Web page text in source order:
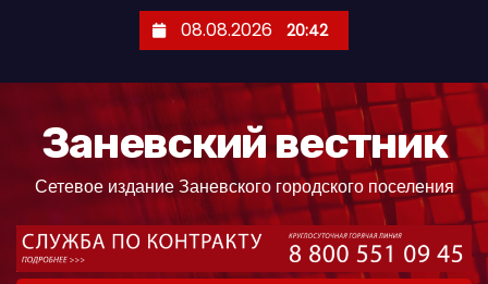
08.08.2026 20:42
Заневский вестник
Сетевое издание Заневского городского поселения